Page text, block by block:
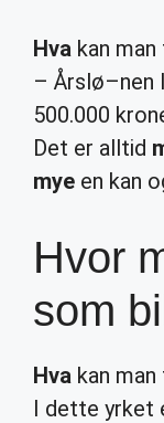
Hva kan
– Årslø–nen
500.000
Det er alltid
mye en kan
Hvor
som
Hva kan
I dette yrket